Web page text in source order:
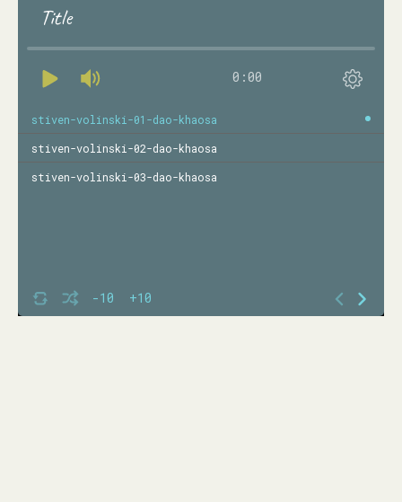
Title
0:00
-10 +10
stiven-volinski-01-dao-khaosa
stiven-volinski-02-dao-khaosa
stiven-volinski-03-dao-khaosa